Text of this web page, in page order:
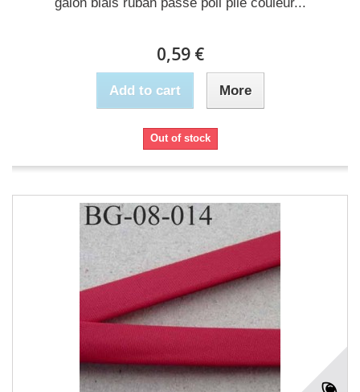
0,59 €
Add to cart More
Out of stock